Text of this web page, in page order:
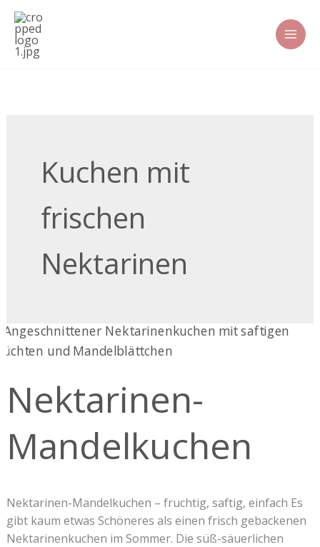
Zum
Inhalt
springen
Kuchen mit
frischen
Nektarinen
Nektarinen-
Mandelkuchen
Nektarinen-Mandelkuchen – fruchtig, saftig, einfach Es
gibt kaum etwas Schöneres als einen frisch gebackenen
Nektarinenkuchen im Sommer. Die süß-säuerlichen
Nektarinen-
Mandelkuchen